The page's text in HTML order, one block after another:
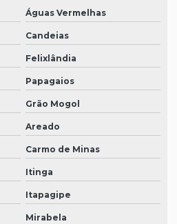
Águas Vermelhas
Candeias
Felixlândia
Papagaios
Grão Mogol
Areado
Carmo de Minas
Itinga
Itapagipe
Mirabela